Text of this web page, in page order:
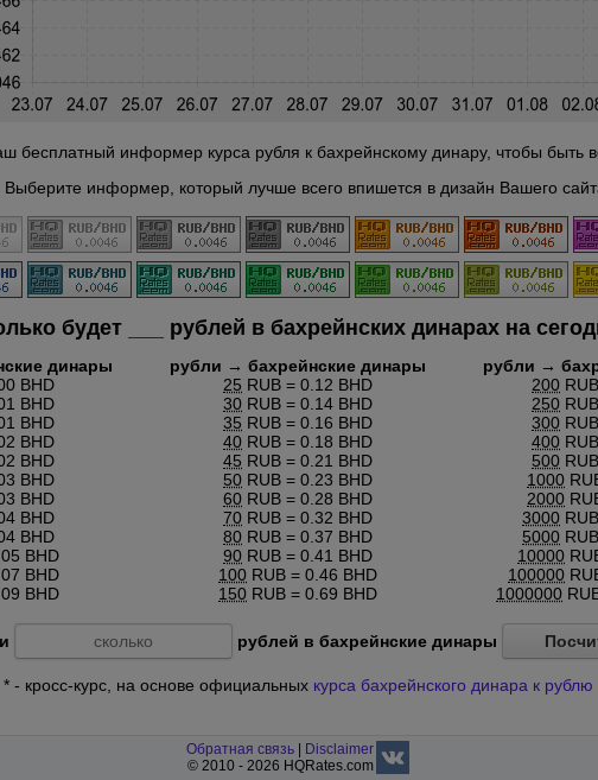
бесплатный информер курса рубля к бахрейнскому динару, чтобы быть
Выберите информер, который лучше всего впишется в дизайн Вашего
будет рублей в бахрейнских динарах на
динары
BHD
BHD
BHD
BHD
BHD
BHD
BHD
BHD
BHD
BHD
BHD
BHD
рубли → бахрейнские динары
25 RUB = 0.12 BHD
30 RUB = 0.14 BHD
35 RUB = 0.16 BHD
40 RUB = 0.18 BHD
45 RUB = 0.21 BHD
50 RUB = 0.23 BHD
60 RUB = 0.28 BHD
70 RUB = 0.32 BHD
80 RUB = 0.37 BHD
90 RUB = 0.41 BHD
100 RUB = 0.46 BHD
150 RUB = 0.69 BHD
рубли →
200
250
300
400
500
1000
2000
3000
5000
10000
100000
1000000
рублей в бахрейнские динары
* - кросс-курс, на основе официальных курса бахрейнского динара к рублю
Обратная связь
Disclaimer
© 2010 - 2026 HQRates.com